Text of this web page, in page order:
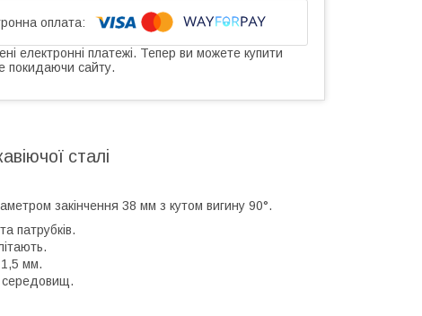
електронні платежі. Тепер ви можете купити
покидаючи сайту.
сталі
закінчення 38 мм з кутом вигину 90°.
патрубків.
1,5 мм.
середовищ.